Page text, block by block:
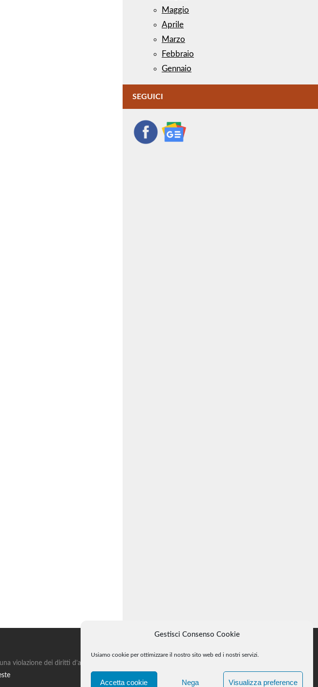
Gestisci Consenso Cookie
Usiamo cookie per ottimizzare il nostro sito web ed i nostri servizi.
Accetta cookie Nega Visualizza preference
Maggio
Aprile
Marzo
Febbraio
Gennaio
SEGUICI
violazione dei diritti d’autore, se ne faccia comunicazione e si provvederà alla loro rimozione.